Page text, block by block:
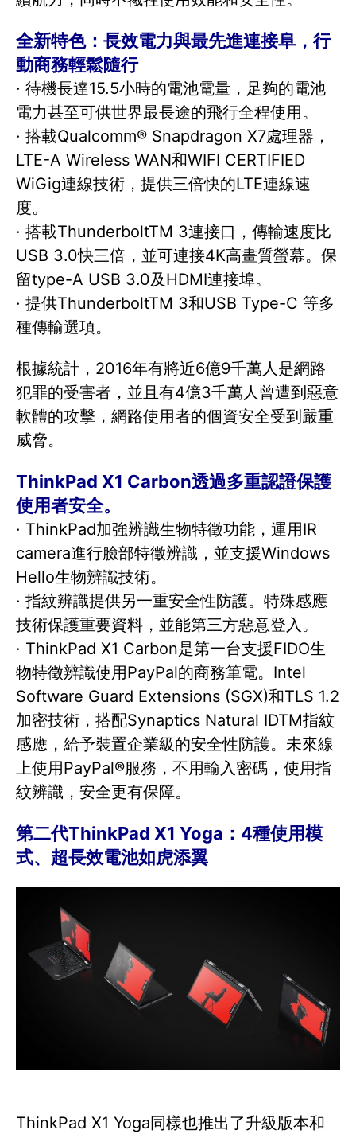
全新特色：長效電力與最先進連接阜，行
動商務輕鬆隨行
· 待機長達15.5小時的電池電量，足夠的電池
電力甚至可供世界最長途的飛行全程使用。
· 搭載Qualcomm® Snapdragon X7處理器，
LTE-A Wireless WAN和WIFI CERTIFIED
WiGig連線技術，提供三倍快的LTE連線速
度。
· 搭載ThunderboltTM 3連接口，傳輸速度比
USB 3.0快三倍，並可連接4K高畫質螢幕。保
留type-A USB 3.0及HDMI連接埠。
· 提供ThunderboltTM 3和USB Type-C 等多
種傳輸選項。
根據統計，2016年有將近6億9千萬人是網路
犯罪的受害者，並且有4億3千萬人曾遭到惡意
軟體的攻擊，網路使用者的個資安全受到嚴重
威脅。
ThinkPad X1 Carbon透過多重認證保護
使用者安全。
· ThinkPad加強辨識生物特徵功能，運用IR
camera進行臉部特徵辨識，並支援Windows
Hello生物辨識技術。
· 指紋辨識提供另一重安全性防護。特殊感應
技術保護重要資料，並能第三方惡意登入。
· ThinkPad X1 Carbon是第一台支援FIDO生
物特徵辨識使用PayPal的商務筆電。Intel
Software Guard Extensions (SGX)和TLS 1.2
加密技術，搭配Synaptics Natural IDTM指紋
感應，給予裝置企業級的安全性防護。未來線
上使用PayPal®服務，不用輸入密碼，使用指
紋辨識，安全更有保障。
第二代ThinkPad X1 Yoga：4種使用模
式、超長效電池如虎添翼
ThinkPad X1 Yoga同樣也推出了升級版本和